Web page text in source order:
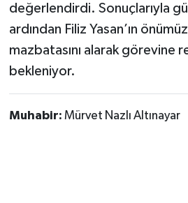
değerlendirdi. Sonuçlarıyla
ardından Filiz Yasan’ın
mazbatasını alarak görevine
bekleniyor.
Muhabir: Mürvet Nazlı Altınayar